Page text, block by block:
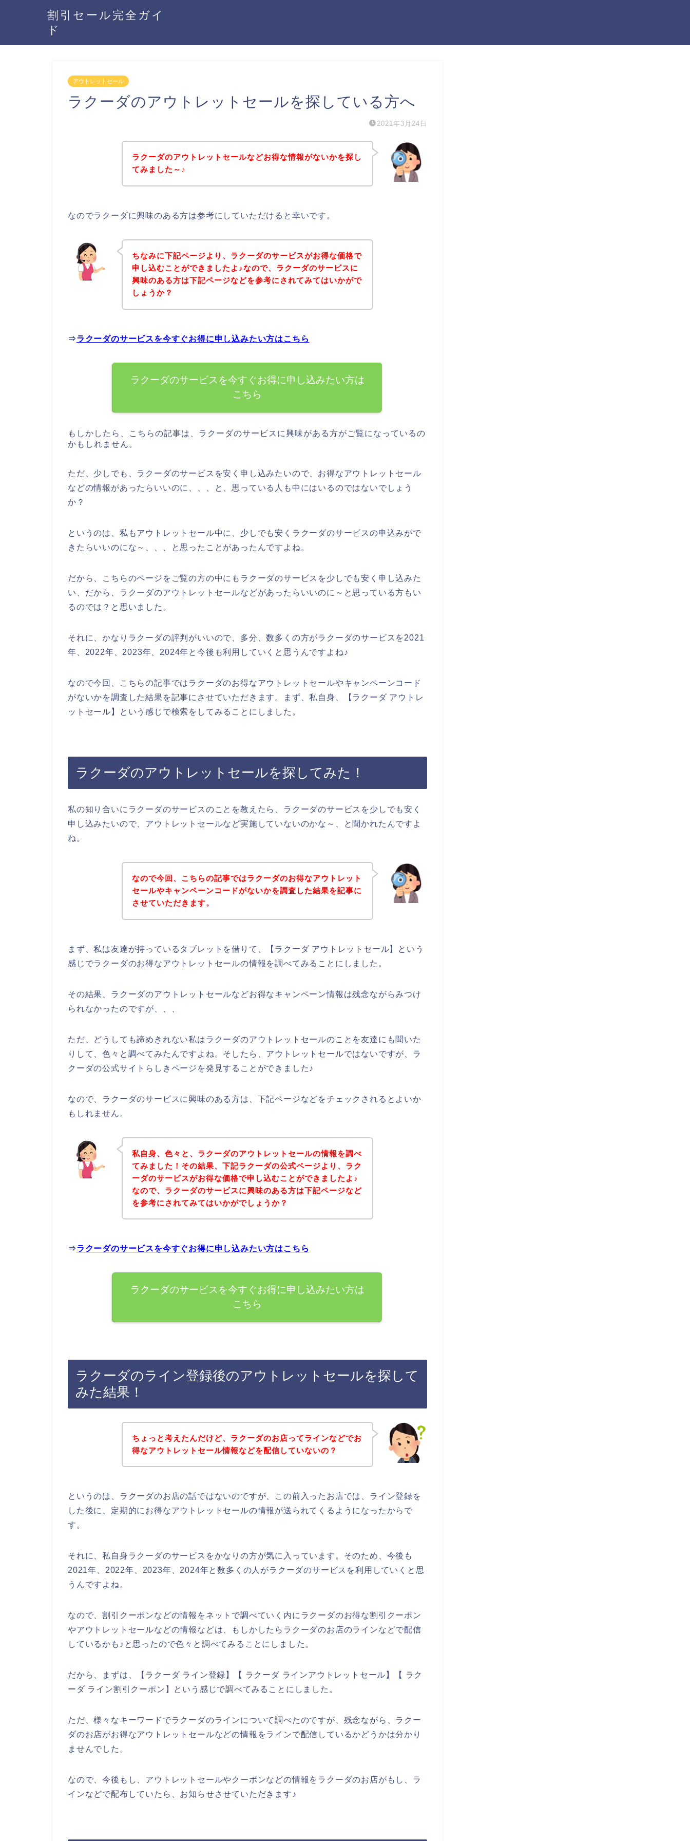
割引セール完全ガイ
ド
アウトレットセール
ラクーダのアウトレットセールを探している方へ
2021年3月24日
ラクーダのアウトレットセールなどお得な情報がないかを探し
てみました～♪
なのでラクーダに興味のある方は参考にしていただけると幸いです。
ちなみに下記ページより、ラクーダのサービスがお得な価格で
申し込むことができましたよ♪なので、ラクーダのサービスに
興味のある方は下記ページなどを参考にされてみてはいかがで
しょうか？
⇒ラクーダのサービスを今すぐお得に申し込みたい方はこちら
ラクーダのサービスを今すぐお得に申し込みたい方は
こちら
もしかしたら、こちらの記事は、ラクーダのサービスに興味がある方がご覧になっているの
かもしれません。
ただ、少しでも、ラクーダのサービスを安く申し込みたいので、お得なアウトレットセール
などの情報があったらいいのに、、、と、思っている人も中にはいるのではないでしょう
か？
というのは、私もアウトレットセール中に、少しでも安くラクーダのサービスの申込みがで
きたらいいのにな～、、、と思ったことがあったんですよね。
だから、こちらのページをご覧の方の中にもラクーダのサービスを少しでも安く申し込みた
い、だから、ラクーダのアウトレットセールなどがあったらいいのに～と思っている方もい
るのでは？と思いました。
それに、かなりラクーダの評判がいいので、多分、数多くの方がラクーダのサービスを2021
年、2022年、2023年、2024年と今後も利用していくと思うんですよね♪
なので今回、こちらの記事ではラクーダのお得なアウトレットセールやキャンペーンコード
がないかを調査した結果を記事にさせていただきます。まず、私自身、【ラクーダ アウトレ
ットセール】という感じで検索をしてみることにしました。
ラクーダのアウトレットセールを探してみた！
私の知り合いにラクーダのサービスのことを教えたら、ラクーダのサービスを少しでも安く
申し込みたいので、アウトレットセールなど実施していないのかな～、と聞かれたんですよ
ね。
なので今回、こちらの記事ではラクーダのお得なアウトレット
セールやキャンペーンコードがないかを調査した結果を記事に
させていただきます。
まず、私は友達が持っているタブレットを借りて、【ラクーダ アウトレットセール】という
感じでラクーダのお得なアウトレットセールの情報を調べてみることにしました。
その結果、ラクーダのアウトレットセールなどお得なキャンペーン情報は残念ながらみつけ
られなかったのですが、、、
ただ、どうしても諦めきれない私はラクーダのアウトレットセールのことを友達にも聞いた
りして、色々と調べてみたんですよね。そしたら、アウトレットセールではないですが、ラ
クーダの公式サイトらしきページを発見することができました♪
なので、ラクーダのサービスに興味のある方は、下記ページなどをチェックされるとよいか
もしれません。
私自身、色々と、ラクーダのアウトレットセールの情報を調べ
てみました！その結果、下記ラクーダの公式ページより、ラク
ーダのサービスがお得な価格で申し込むことができましたよ♪
なので、ラクーダのサービスに興味のある方は下記ページなど
を参考にされてみてはいかがでしょうか？
⇒ラクーダのサービスを今すぐお得に申し込みたい方はこちら
ラクーダのサービスを今すぐお得に申し込みたい方は
こちら
ラクーダのライン登録後のアウトレットセールを探して
みた結果！
ちょっと考えたんだけど、ラクーダのお店ってラインなどでお
得なアウトレットセール情報などを配信していないの？
というのは、ラクーダのお店の話ではないのですが、この前入ったお店では、ライン登録を
した後に、定期的にお得なアウトレットセールの情報が送られてくるようになったからで
す。
それに、私自身ラクーダのサービスをかなりの方が気に入っています。そのため、今後も
2021年、2022年、2023年、2024年と数多くの人がラクーダのサービスを利用していくと思
うんですよね。
なので、割引クーポンなどの情報をネットで調べていく内にラクーダのお得な割引クーポン
やアウトレットセールなどの情報などは、もしかしたらラクーダのお店のラインなどで配信
しているかも♪と思ったので色々と調べてみることにしました。
だから、まずは、【ラクーダ ライン登録】【 ラクーダ ラインアウトレットセール】【 ラク
ーダ ライン割引クーポン】という感じで調べてみることにしました。
ただ、様々なキーワードでラクーダのラインについて調べたのですが、残念ながら、ラクー
ダのお店がお得なアウトレットセールなどの情報をラインで配信しているかどうかは分かり
ませんでした。
なので、今後もし、アウトレットセールやクーポンなどの情報をラクーダのお店がもし、ラ
インなどで配布していたら、お知らせさせていただきます♪